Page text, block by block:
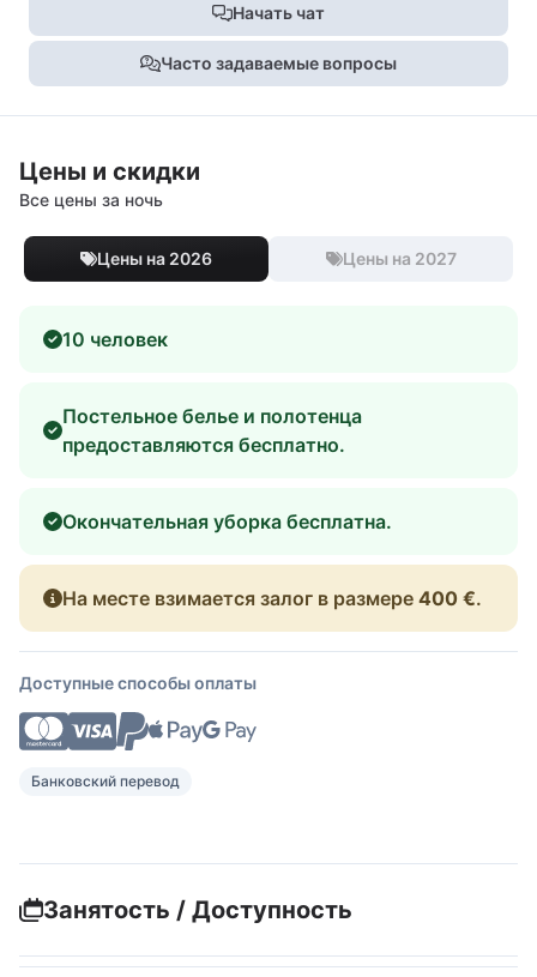
Начать чат
Часто задаваемые вопросы
Цены и скидки
Все цены за ночь
Цены на 2026 Цены на 2027
10 человек
Постельное белье и полотенца
предоставляются бесплатно.
Окончательная уборка бесплатна.
На месте взимается залог в размере 400 €.
Доступные способы оплаты
Банковский перевод
Занятость / Доступность